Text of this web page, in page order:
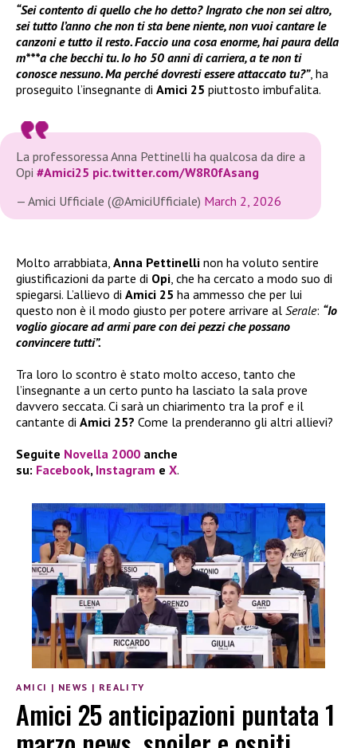
“Sei contento di quello che ho detto? Ingrato che non sei altro,
sei tutto l’anno che non ti sta bene niente, non vuoi cantare le
canzoni e tutto il resto. Faccio una cosa enorme, hai paura della
m***a che becchi tu. Io ho 50 anni di carriera, a te non ti
conosce nessuno. Ma perché dovresti essere attaccato tu?”, ha
proseguito l’insegnante di Amici 25 piuttosto imbufalita.
La professoressa Anna Pettinelli ha qualcosa da dire a
Opi #Amici25 pic.twitter.com/W8R0fAsang
— Amici Ufficiale (@AmiciUfficiale) March 2, 2026
Molto arrabbiata, Anna Pettinelli non ha voluto sentire
giustificazioni da parte di Opi , che ha cercato a modo suo di
spiegarsi. L’allievo di Amici 25 ha ammesso che per lui
questo non è il modo giusto per potere arrivare al Serale: “Io
voglio giocare ad armi pare con dei pezzi che possano
convincere tutti”.
Tra loro lo scontro è stato molto acceso, tanto che
l’insegnante a un certo punto ha lasciato la sala prove
davvero seccata. Ci sarà un chiarimento tra la prof e il
cantante di Amici 25? Come la prenderanno gli altri allievi?
Seguite Novella 2000 anche
su: Facebook, Instagram e X.
AMICI | NEWS | REALITY
Amici 25 anticipazioni puntata 1